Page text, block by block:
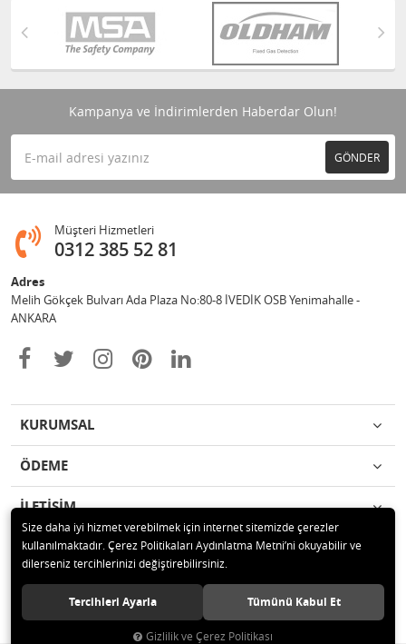
Kampanya ve İndirimlerden Haberdar Olun!
GÖNDER
Müşteri Hizmetleri
0312 385 52 81
Adres
Melih Gökçek Bulvarı Ada Plaza No:80-8 İVEDİK OSB Yenimahalle -
ANKARA
KURUMSAL
ÖDEME
İLETİŞİM
© 2020 ESA ÖLÇÜM VE TEST CİHAZLARI ELEKTRONİK SAN TİC LTD ŞTİ
Tüm hakları saklıdır.
Size daha iyi hizmet verebilmek için internet sitemizde çerezler
kullanılmaktadır. Çerez Politikaları Aydınlatma Metni’ni okuyabilir ve
dilerseniz tercihlerinizi değiştirebilirsiniz.
Tercihleri Ayarla Tümünü Kabul Et
Gizlilik ve Çerez Politikası